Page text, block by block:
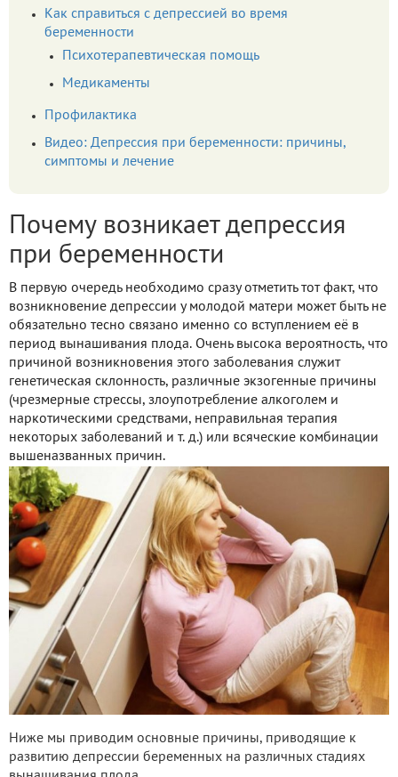
Как справиться с депрессией во время
беременности
Психотерапевтическая помощь
Медикаменты
Профилактика
Видео: Депрессия при беременности: причины,
симптомы и лечение
Почему возникает депрессия
при беременности
В первую очередь необходимо сразу отметить тот факт, что
возникновение депрессии у молодой матери может быть не
обязательно тесно связано именно со вступлением её в
период вынашивания плода. Очень высока вероятность, что
причиной возникновения этого заболевания служит
генетическая склонность, различные экзогенные причины
(чрезмерные стрессы, злоупотребление алкоголем и
наркотическими средствами, неправильная терапия
некоторых заболеваний и т. д.) или всяческие комбинации
вышеназванных причин.
Ниже мы приводим основные причины, приводящие к
развитию депрессии беременных на различных стадиях